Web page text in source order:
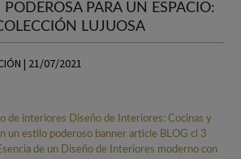
PARA UN ESPACIO:
LUJUOSA
| 21/07/2021